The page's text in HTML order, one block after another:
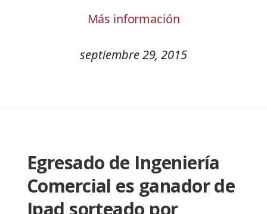
Más información
septiembre 29, 2015
Egresado de Ingeniería
Comercial es ganador de
Ipad sorteado por